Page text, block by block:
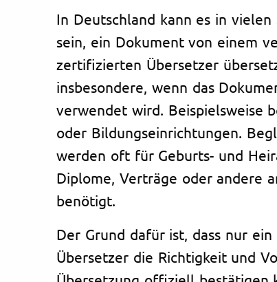
In Deutschland kann es in
sein, ein Dokument von einem
zertifizierten Übersetzer
insbesondere, wenn das
verwendet wird. Beispielsweise
oder Bildungseinrichtungen.
werden oft für Geburts- und
Diplome, Verträge oder andere
benötigt.
Der Grund dafür ist, dass nur
Übersetzer die Richtigkeit und